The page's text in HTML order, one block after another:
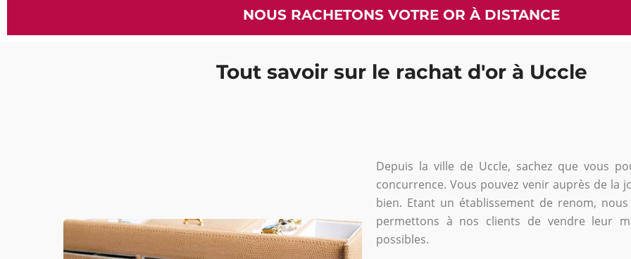
NOUS RACHETONS VOTRE OR À DISTANCE
Tout savoir sur le rachat d'or à Uccle
Depuis la ville de Uccle, sachez que vous
concurrence. Vous pouvez venir auprès de
bien. Etant un établissement de renom,
permettons à nos clients de vendre leur
possibles.